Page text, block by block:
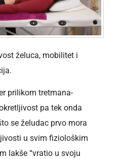
želuca, mobilitet i
prilikom tretmana-
pa tek onda
se želudac prvo mora
u svim fiziološkim
lakše “vratio u svoju